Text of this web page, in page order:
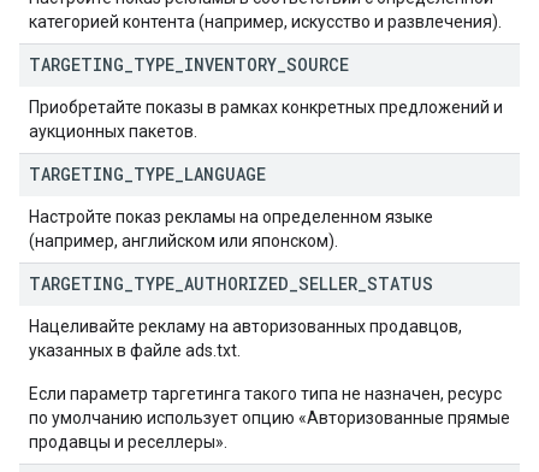
категорией контента (например, искусство и развлечения).
TARGETING TYPE INVENTORY SOURCE
Приобретайте показы в рамках конкретных предложений и
аукционных пакетов.
TARGETING TYPE LANGUAGE
Настройте показ рекламы на определенном языке
(например, английском или японском).
TARGETING TYPE AUTHORIZED SELLER STATUS
Нацеливайте рекламу на авторизованных продавцов,
указанных в файле ads.txt.
Если параметр таргетинга такого типа не назначен, ресурс
по умолчанию использует опцию «Авторизованные прямые
продавцы и реселлеры».